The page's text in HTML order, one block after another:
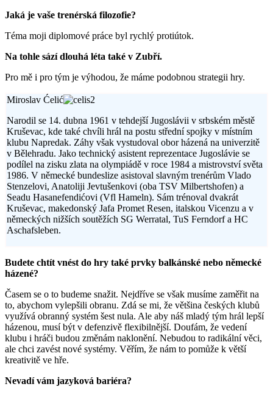
Jaká je vaše trenérská filozofie?
Téma moji diplomové práce byl rychlý protiútok.
Na tohle sází dlouhá léta také v Zubří.
Pro mě i pro tým je výhodou, že máme podobnou strategii hry.
Miroslav Ćelić
Narodil se 14. dubna 1961 v tehdejší Jugoslávii v srbském městě
Kruševac, kde také chvíli hrál na postu střední spojky v místním
klubu Napredak. Záhy však vystudoval obor házená na univerzitě
v Bělehradu. Jako technický asistent reprezentace Jugoslávie se
podílel na zisku zlata na olympiádě v roce 1984 a mistrovství světa
1986. V německé bundeslize asistoval slavným trenérům Vlado
Stenzelovi, Anatoliji Jevtušenkovi (oba TSV Milbertshofen) a
Seadu Hasanefendićovi (Vfl Hameln). Sám trénoval dvakrát
Kruševac, makedonský Jafa Promet Resen, italskou Vicenzu a v
německých nižších soutěžích SG Werratal, TuS Ferndorf a HC
Aschafsleben.
Budete chtít vnést do hry také prvky balkánské nebo německé
házené?
Časem se o to budeme snažit. Nejdříve se však musíme zaměřit na
to, abychom vylepšili obranu. Zdá se mi, že většina českých klubů
využívá obranný systém šest nula. Ale aby náš mladý tým hrál lepší
házenou, musí být v defenzivě flexibilnější. Doufám, že vedení
klubu i hráči budou změnám naklonění. Nebudou to radikální věci,
ale chci zavést nové systémy. Věřím, že nám to pomůže k větší
kreativitě ve hře.
Nevadí vám jazyková bariéra?